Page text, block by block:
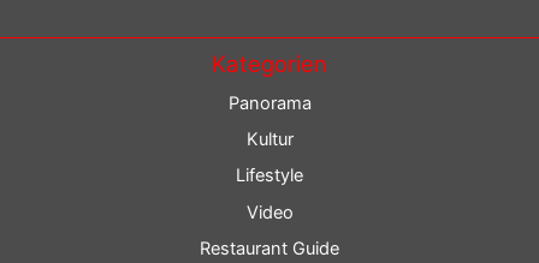
Kategorien
Panorama
Kultur
Lifestyle
Video
Restaurant Guide